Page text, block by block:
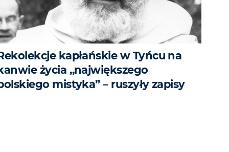
kapłańskie w Tyńcu na
życia „największego
mistyka” – ruszyły zapisy